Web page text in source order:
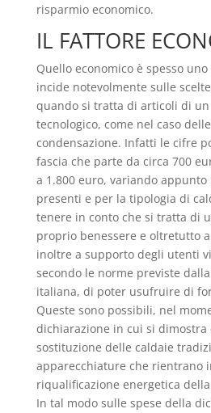
risparmio economico.
IL FATTORE
Quello economico è spesso
incide notevolmente sulle
quando si tratta di articoli di un
tecnologico, come nel caso
condensazione. Infatti le cifre
fascia che parte da circa 700
a 1.800 euro, variando
presenti e per la tipologia di
tenere in conto che si tratta di
proprio benessere e oltretutto
inoltre a supporto degli utenti
secondo le norme previste
italiana, di poter usufruire di
Queste sono possibili, nel
dichiarazione in cui si dimostra
sostituzione delle caldaie
apparecchiature che rientrano
riqualificazione energetica
In tal modo sulle spese della